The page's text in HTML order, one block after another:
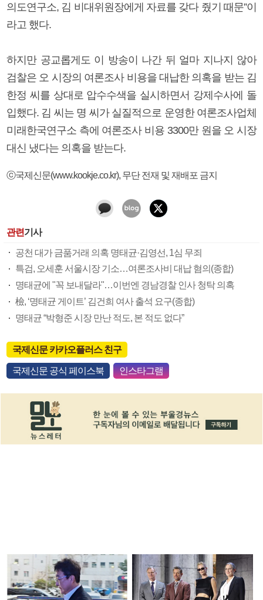
의도연구소, 김 비대위원장에게 자료를 갖다 줬기 때문”이
라고 했다.
하지만 공교롭게도 이 방송이 나간 뒤 얼마 지나지 않아
검찰은 오 시장의 여론조사 비용을 대납한 의혹을 받는 김
한정 씨를 상대로 압수수색을 실시하면서 강제수사에 돌
입했다. 김 씨는 명 씨가 실질적으로 운영한 여론조사업체
미래한국연구소 측에 여론조사 비용 3300만 원을 오 시장
대신 냈다는 의혹을 받는다.
ⓒ국제신문(www.kookje.co.kr), 무단 전재 및 재배포 금지
관련기사
공천 대가 금품거래 의혹 명태균·김영선, 1심 무죄
특검, 오세훈 서울시장 기소…여론조사비 대납 혐의(종합)
명태균에 "꼭 보내달라"…이번엔 경남경찰 인사 청탁 의혹
檢, ‘명태균 게이트’ 김건희 여사 출석 요구(종합)
명태균 “박형준 시장 만난 적도, 본 적도 없다”
국제신문 카카오플러스 친구
국제신문 공식 페이스북 인스타그램